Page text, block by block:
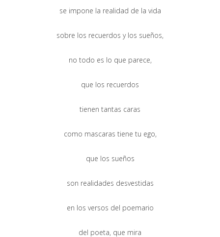
se impone la realidad de la vida
sobre los recuerdos y los sueños,
no todo es lo que parece,
que los recuerdos
tienen tantas caras
como mascaras tiene tu ego,
que los sueños
son realidades desvestidas
en los versos del poemario
del poeta, que mira